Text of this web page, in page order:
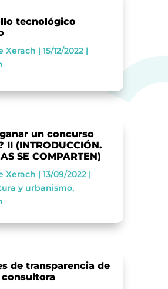
tecnológico
Xerach | 15/12/2022|
un concurso
II (INTRODUCCIÓN.
SE COMPARTEN)
Xerach | 13/09/2022|
y urbanismo,
de transparencia de
consultora